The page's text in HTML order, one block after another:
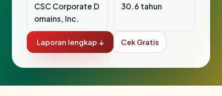
CSC Corporate D
omains, Inc.
30.6 tahun
Laporan lengkap ↓ Cek Gratis